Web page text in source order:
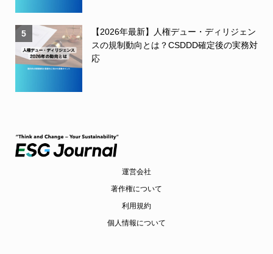
5
【2026年最新】人権デュー・ディリジェン
スの規制動向とは？CSDDD確定後の実務対
応
運営会社
著作権について
利用規約
個人情報について